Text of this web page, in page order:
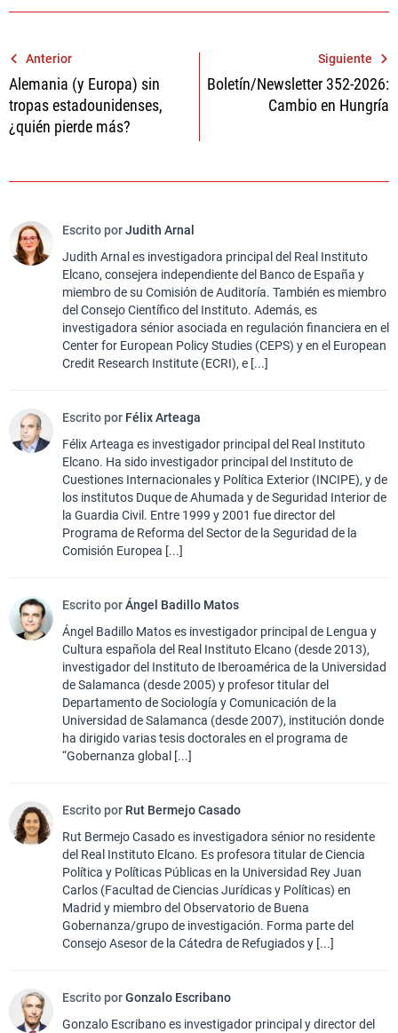
Navegación
de
entradas
Anterior
Alemania (y Europa) sin
tropas estadounidenses,
¿quién pierde más?
Siguiente
Boletín/Newsletter 352-2026:
Cambio en Hungría
Escrito porJudith Arnal
Judith Arnal es investigadora principal del Real Instituto
Elcano, consejera independiente del Banco de España y
miembro de su Comisión de Auditoría. También es miembro
del Consejo Científico del Instituto. Además, es
investigadora sénior asociada en regulación financiera en el
Center for European Policy Studies (CEPS) y en el European
Credit Research Institute (ECRI), e [...]
Escrito por Félix Arteaga
Félix Arteaga es investigador principal del Real Instituto
Elcano. Ha sido investigador principal del Instituto de
Cuestiones Internacionales y Política Exterior (INCIPE), y de
los institutos Duque de Ahumada y de Seguridad Interior de
la Guardia Civil. Entre 1999 y 2001 fue director del
Programa de Reforma del Sector de la Seguridad de la
Comisión Europea [...]
Escrito porÁngel Badillo Matos
Ángel Badillo Matos es investigador principal de Lengua y
Cultura española del Real Instituto Elcano (desde 2013),
investigador del Instituto de Iberoamérica de la Universidad
de Salamanca (desde 2005) y profesor titular del
Departamento de Sociología y Comunicación de la
Universidad de Salamanca (desde 2007), institución donde
ha dirigido varias tesis doctorales en el programa de
“Gobernanza global [...]
Escrito por Rut Bermejo Casado
Rut Bermejo Casado es investigadora sénior no residente
del Real Instituto Elcano. Es profesora titular de Ciencia
Política y Políticas Públicas en la Universidad Rey Juan
Carlos (Facultad de Ciencias Jurídicas y Políticas) en
Madrid y miembro del Observatorio de Buena
Gobernanza/grupo de investigación. Forma parte del
Consejo Asesor de la Cátedra de Refugiados y [...]
Escrito porGonzalo Escribano
Gonzalo Escribano es investigador principal y director del